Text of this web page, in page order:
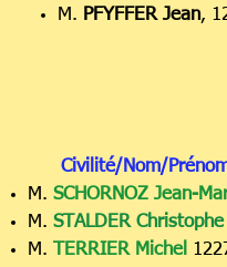
M. PFYFFER Jean,
Civilité/Nom/
M. SCHORNOZ Jean-
M. STALDER Christophe
M.
TERRIER Michel